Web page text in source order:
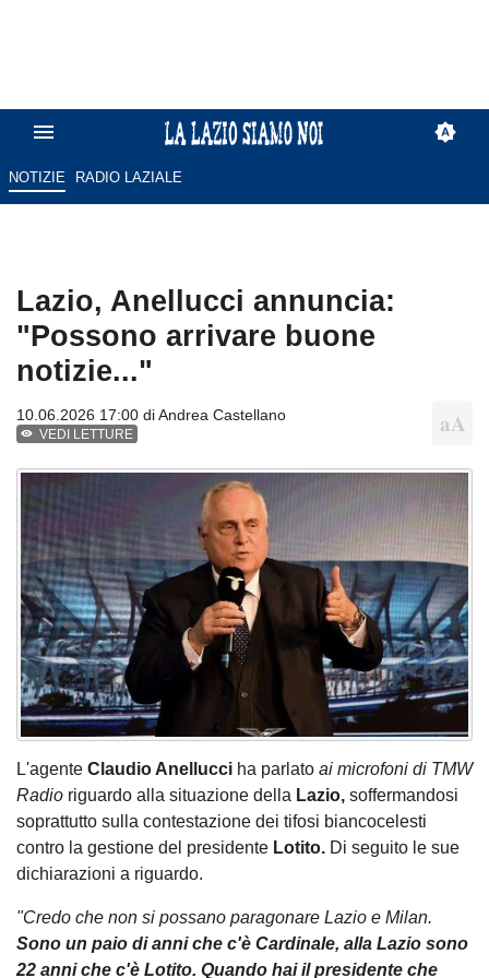
NOTIZIE RADIO LAZIALE
Lazio, Anellucci annuncia:
"Possono arrivare buone
notizie..."
10.06.2026 17:00 diAndrea Castellano
VEDI LETTURE
L'agente Claudio Anellucci ha parlato ai microfoni di TMW
Radio riguardo alla situazione della Lazio, soffermandosi
soprattutto sulla contestazione dei tifosi biancocelesti
contro la gestione del presidente Lotito. Di seguito le sue
dichiarazioni a riguardo.
"Credo che non si possano paragonare Lazio e Milan.
Sono un paio di anni che c'è Cardinale, alla Lazio sono
22 anni che c'è Lotito. Quando hai il presidente che